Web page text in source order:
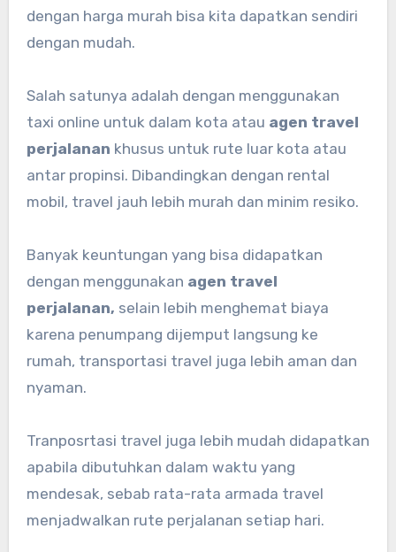
dengan harga murah bisa kita dapatkan sendiri
dengan mudah.
Salah satunya adalah dengan menggunakan
taxi online untuk dalam kota atau agen travel
perjalanan khusus untuk rute luar kota atau
antar propinsi. Dibandingkan dengan rental
mobil, travel jauh lebih murah dan minim resiko.
Banyak keuntungan yang bisa didapatkan
dengan menggunakan agen travel
perjalanan, selain lebih menghemat biaya
karena penumpang dijemput langsung ke
rumah, transportasi travel juga lebih aman dan
nyaman.
Tranposrtasi travel juga lebih mudah didapatkan
apabila dibutuhkan dalam waktu yang
mendesak, sebab rata-rata armada travel
menjadwalkan rute perjalanan setiap hari.